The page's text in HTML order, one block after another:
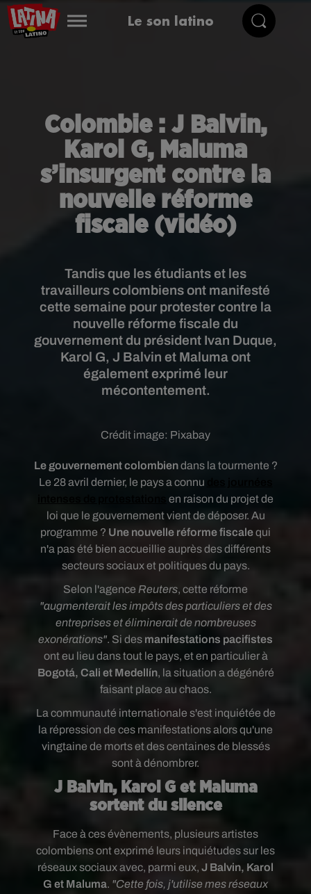
Le son latino
Colombie : J Balvin,
Karol G, Maluma
s’insurgent contre la
nouvelle réforme
fiscale (vidéo)
Tandis que les étudiants et les
travailleurs colombiens ont manifesté
cette semaine pour protester contre la
nouvelle réforme fiscale du
gouvernement du président Ivan Duque,
Karol G, J Balvin et Maluma ont
également exprimé leur
mécontentement.
Crédit image: Pixabay
Le gouvernement colombiendans la tourmente ?
Le 28 avril dernier, le paysa connu
en raison du projet de
loi que le gouvernement vient de déposer. Au
programme ? Une nouvelle réforme fiscalequi
n'a pas été bien accueillie auprès des différents
secteurs sociaux et politiques du pays.
Selon l'agence Reuters, cette réforme
"augmenterait les impôts des particuliers et des
entreprises et éliminerait de nombreuses
exonérations". Si des manifestations pacifistes
ont eu lieu dans tout le pays, et en particulier à
Bogotá, Cali et Medellín, la situation a dégénéré
faisant place au chaos.
La communauté internationale s'est inquiétée de
la répression de ces manifestations alors qu'une
vingtaine de morts et des centaines de blessés
sont à dénombrer.
J Balvin, Karol G et Maluma
sortent du silence
Face à ces évènements, plusieurs artistes
colombiens ont exprimé leurs inquiétudes sur les
réseaux sociaux avec, parmi eux, J Balvin, Karol
G et Maluma. "Cette fois, j'utilise mes réseaux